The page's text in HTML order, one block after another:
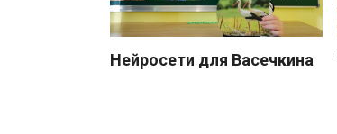
Нейросети для Васечкина